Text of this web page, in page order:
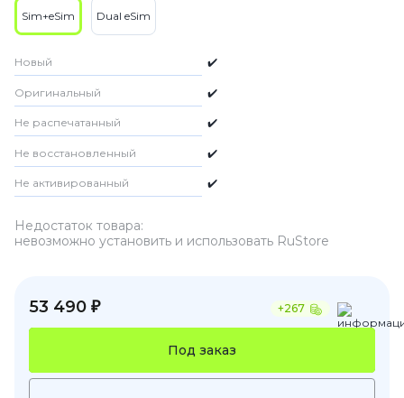
Sim+eSim Dual eSim
Новый ✔️
Оригинальный ✔️
Не распечатанный ✔️
Не восстановленный ✔️
Не активированный ✔️
Недостаток товара:
невозможно установить и использовать RuStore
53 490 ₽ +267
Под заказ